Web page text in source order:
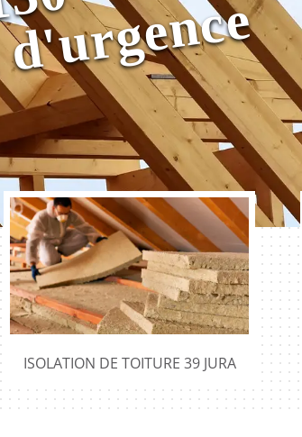
ISOLATION DE TOITURE 39 JURA